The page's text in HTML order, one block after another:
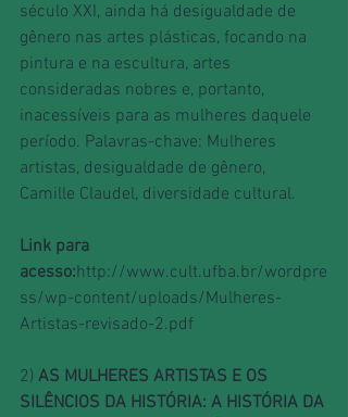
século XXI, ainda há desigualdade de
gênero nas artes plásticas, focando na
pintura e na escultura, artes
consideradas nobres e, portanto,
inacessíveis para as mulheres daquele
período. Palavras-chave: Mulheres
artistas, desigualdade de gênero,
Camille Claudel, diversidade cultural.
Link para
acesso:http://www.cult.ufba.br/wordpre
ss/wp-content/uploads/Mulheres-
Artistas-revisado-2.pdf
2) AS MULHERES ARTISTAS E OS
SILÊNCIOS DA HISTÓRIA: A HISTÓRIA DA